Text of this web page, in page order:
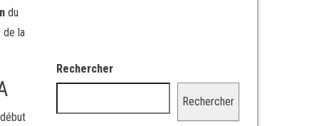
du
de la
Rechercher
Rechercher